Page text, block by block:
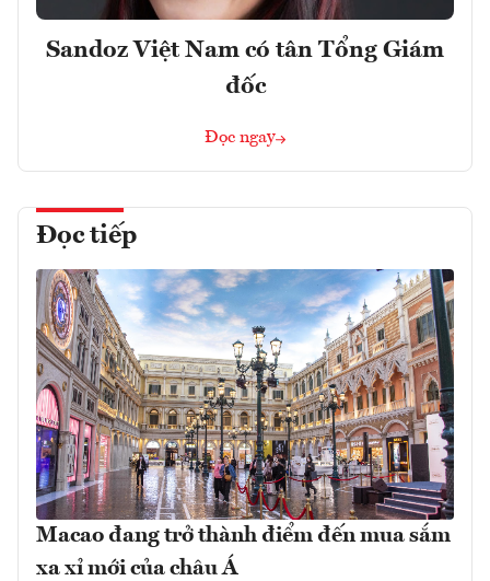
Sandoz Việt Nam có tân Tổng Giám
đốc
Đọc ngay
Đọc tiếp
Macao đang trở thành điểm đến mua sắm
xa xỉ mới của châu Á